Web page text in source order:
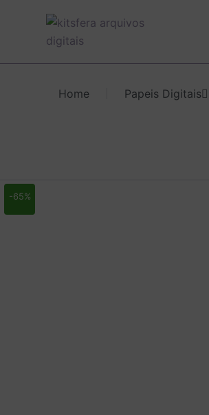
conteúdo
Home Papeis Digitais
-65%